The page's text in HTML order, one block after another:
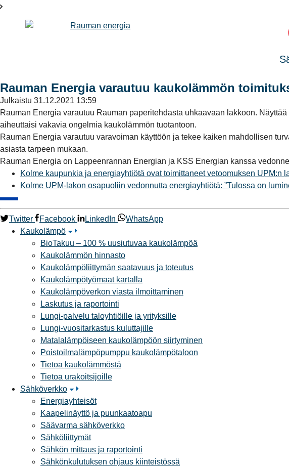
Rauman Energia varautuu kaukolämmön
Julkaistu 31.12.2021 13:59
Rauman Energia varautuu Rauman paperitehdasta uhkaavaan lakkoon.
aiheuttaisi vakavia ongelmia kaukolämmön tuotantoon.
Rauman Energia varautuu varavoiman käyttöön ja tekee kaiken mahdollisen
asiasta tarpeen mukaan.
Rauman Energia on Lappeenrannan Energian ja KSS Energian kanssa
Kolme kaupunkia ja energiayhtiötä ovat toimittaneet vetoomuksen UPM:n
Kolme UPM-lakon osapuoliin vedonnutta energiayhtiötä: ”Tulossa on
Twitter Facebook LinkedIn
WhatsApp
Kaukolämpö
BioTakuu – 100 % uusiutuvaa kaukolämpöä
Kaukolämmön hinnasto
Kaukolämpöliittymän saatavuus ja toteutus
Kaukolämpötyömaat kartalla
Kaukolämpöverkon viasta ilmoittaminen
Laskutus ja raportointi
Lungi-palvelu taloyhtiöille ja yrityksille
Lungi-vuositarkastus kuluttajille
Matalalämpöiseen kaukolämpöön siirtyminen
Poistoilmalämpöpumppu kaukolämpötaloon
Tietoa kaukolämmöstä
Tietoa urakoitsijoille
Sähköverkko
Energiayhteisöt
Kaapelinäyttö ja puunkaatoapu
Säävarma sähköverkko
Sähköliittymät
Sähkön mittaus ja raportointi
Sähkönkulutuksen ohjaus kiinteistössä